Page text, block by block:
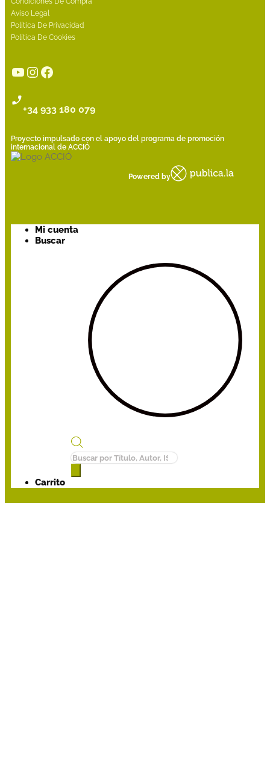
Aviso Legal
Política De Privacidad
Política De Cookies
YouTube
Instagram
Facebook
+34 933 180 079
Proyecto impulsado con el apoyo del programa de promoción
internacional de ACCIÓ
Powered by
Mi cuenta
Buscar
Búsqueda
de
Carrito